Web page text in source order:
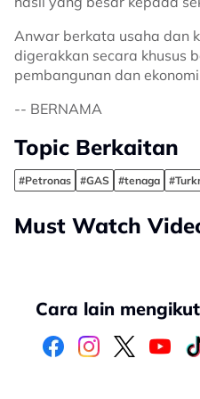
Anwar berkata usaha dan
digerakkan secara khusus
pembangunan dan
-- BERNAMA
Topic Berkaitan
#Petronas #GAS #tenaga
Must Watch
Cara lain